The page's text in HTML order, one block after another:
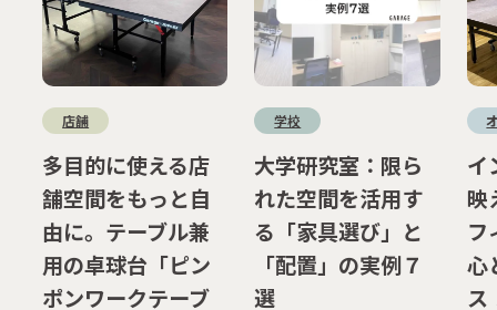
店舗
多目的に使える店
舗空間をもっと自
由に。テーブル兼
用の卓球台「ピン
ポンワークテーブ
学校
大学研究室：限ら
れた空間を活用す
る「家具選び」と
「配置」の実例７
選
イ
映
フ
心
ス